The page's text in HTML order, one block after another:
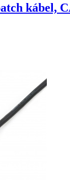
kábel,